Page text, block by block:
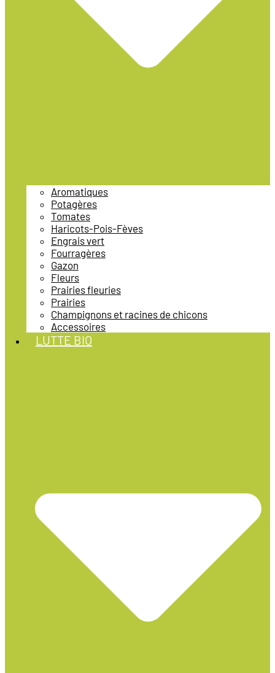
Aromatiques
Potagères
Tomates
Haricots-Pois-Fèves
Engrais vert
Fourragères
Gazon
Fleurs
Prairies fleuries
Prairies
Champignons et racines de chicons
Accessoires
LUTTE BIO